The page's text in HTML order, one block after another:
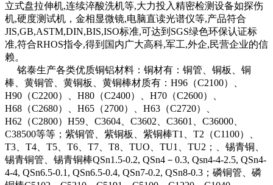
立式盘拉伸机,连续淬酸洗机等,大力投入精密检测设备如探伤
机,硬度测试机，金相显微镜,电脑直读光谱仪等,产品符合
JIS,GB,ASTM,DIN,BIS,ISO标准,可达到SGS绿色环保认证标
准,符合RHOS指令,得到国内广大高科,军工,外企,民营企业的信
赖。
铭泰生产各类优质铜铝材料：铜材有：铜管、铜板、铜
棒、黄铜管、黄铜板、黄铜棒材质有：H96（C2100）、
H90（C2200）、H80（C2400）、H70（C2600）、
H68（C2680）、H65（2700）、H63（C2720）、
H62（C2800）H59、C3604、C3602、C3601、C36000、
C38500等等；紫铜管、紫铜板、紫铜棒T1、T2（C1100）、
T3、T4、T5、T6、T7、T8、TUO、TU1、TU2；、锡青铜、
锡青铜管、锡青铜棒QSn1.5-0.2, QSn4－0.3, Qsn4-4-2.5, QSn4-
4-4, QSn6.5-0.1, QSn6.5-0.4, QSn7-0.2, QSn8-0.3；磷铜管、磷